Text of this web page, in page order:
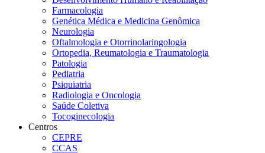
Farmacologia
Genética Médica e Medicina Genômica
Neurologia
Oftalmologia e Otorrinolaringologia
Ortopedia, Reumatologia e Traumatologia
Patologia
Pediatria
Psiquiatria
Radiologia e Oncologia
Saúde Coletiva
Tocoginecologia
Centros
CEPRE
CCAS